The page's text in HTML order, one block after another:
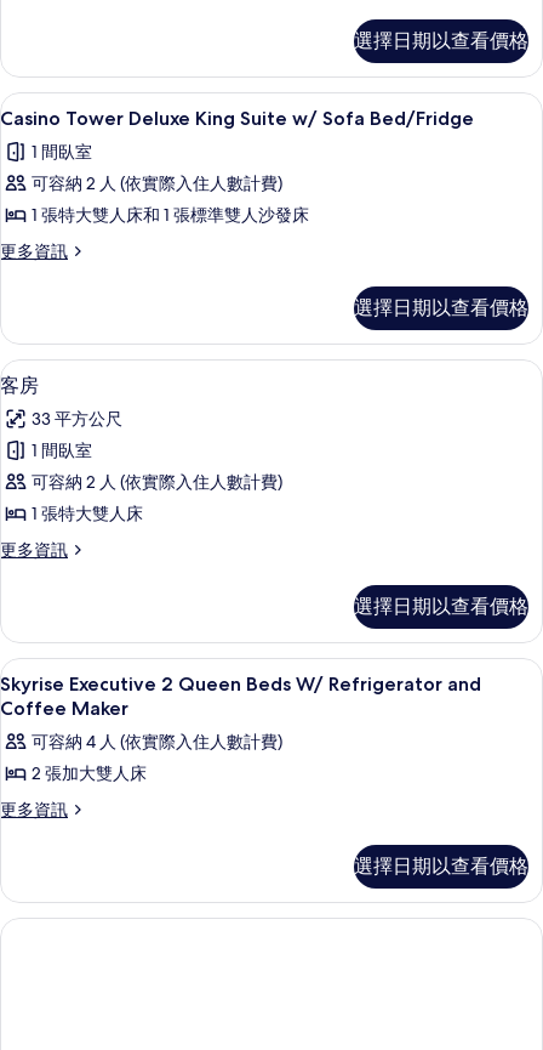
Refrigerator
的
所
有
相
片
Deluxe
King
Suite
Refrigerator
的
情
選擇日期以查看價格
顯
示
Casino
Tower
Deluxe
King
Sofa
Bed/Fridge
的
所
有
相
片
Casino Tower Deluxe King Suite w/
1
Casino Tower Deluxe King Suite w/ Sofa Bed/Fridge
1 間臥室
可容納 2 人 (依實際入住人數計費)
1 張特大雙人床和 1 張標準雙人沙發床
更多資訊
更
Deluxe
King
Suite
Sofa
Bed/Fridge
的
詳
情
選擇日期以查看價格
顯
示
客
房
的
有
片
客房內保險箱、書桌、遮光布/窗簾、
1
客房
33 平方公尺
1 間臥室
可容納 2 人 (依實際入住人數計費)
1 張特大雙人床
更多資訊
更
的
詳
情
選擇日期以查看價格
顯
示
Skyrise
Executive
2
Queen
Refrigerator
and
客房內保險箱、書桌、遮光布/窗簾、
1
Skyrise Executive 2 Queen Beds W/ Refrigerator and
Coffee Maker
可容納 4 人 (依實際入住人數計費)
2 張加大雙人床
更多資訊
更
2
Queen
Beds
選擇日期以查看價格